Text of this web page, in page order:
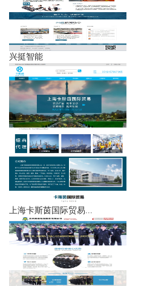
兴挺智能
上海卡斯茵国际贸易...